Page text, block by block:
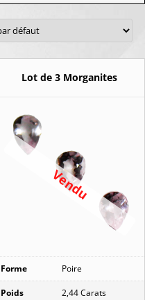
Lot de 3 Morganites
Vendu
Forme Poire
Poids 2,44 Carats